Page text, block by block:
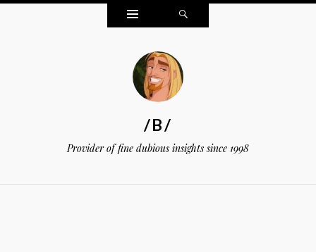
Widgets
/B/
Provider of fine dubious insights since 1998